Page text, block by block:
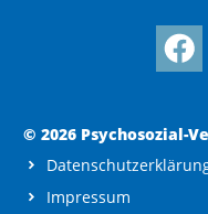
© 2026 Psychosozial-
Impressum